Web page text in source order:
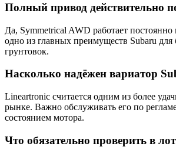
Полный привод действительно
Да, Symmetrical AWD работает постоянно
одно из главных преимуществ Subaru для
грунтовок.
Насколько надёжен вариатор
Lineartronic считается одним из более
рынке. Важно обслуживать его по
состоянием мотора.
Что обязательно проверить в